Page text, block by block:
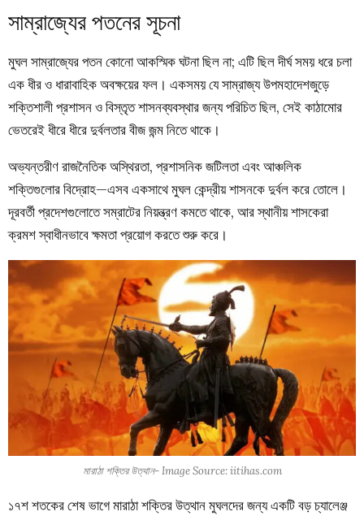
সাম্রাজ্যের পতনের সূচনা
মুঘল সাম্রাজ্যের পতন কোনো আকস্মিক ঘটনা ছিল না; এটি ছিল দীর্ঘ সময় ধরে চলা
এক ধীর ও ধারাবাহিক অবক্ষয়ের ফল। একসময় যে সাম্রাজ্য উপমহাদেশজুড়ে
শক্তিশালী প্রশাসন ও বিস্তৃত শাসনব্যবস্থার জন্য পরিচিত ছিল, সেই কাঠামোর
ভেতরেই ধীরে ধীরে দুর্বলতার বীজ জন্ম নিতে থাকে।
অভ্যন্তরীণ রাজনৈতিক অস্থিরতা, প্রশাসনিক জটিলতা এবং আঞ্চলিক
শক্তিগুলোর বিদ্রোহ—এসব একসাথে মুঘল কেন্দ্রীয় শাসনকে দুর্বল করে তোলে।
দূরবর্তী প্রদেশগুলোতে সম্রাটের নিয়ন্ত্রণ কমতে থাকে, আর স্থানীয় শাসকেরা
ক্রমশ স্বাধীনভাবে ক্ষমতা প্রয়োগ করতে শুরু করে।
মারাঠা শক্তির উত্থান- Image Source: iitihas.com
১৭শ শতকের শেষ ভাগে মারাঠা শক্তির উত্থান মুঘলদের জন্য একটি বড় চ্যালেঞ্জ